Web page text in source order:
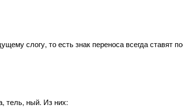
слогу, то есть знак переноса всегда ставят
тель, ный. Из них: